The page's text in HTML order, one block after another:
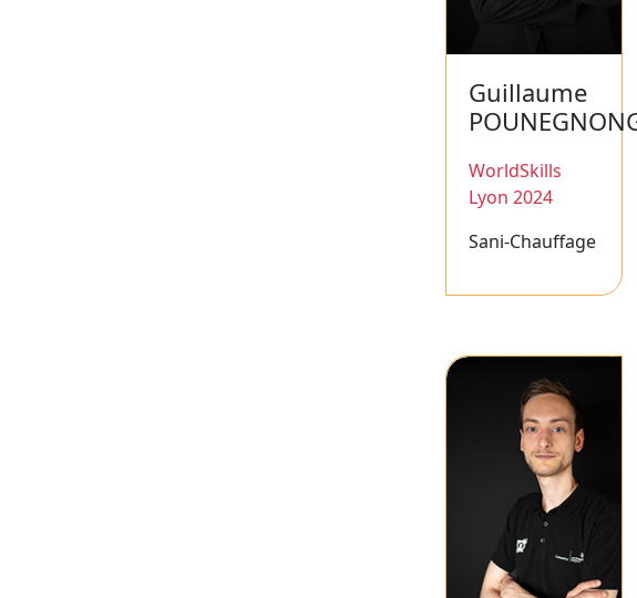
Guillaume
WorldSkills
Lyon 2024
Sani-Chauffage